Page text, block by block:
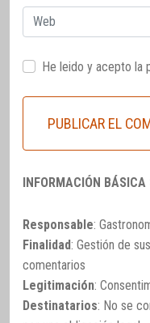
Web
He leido y acepto la
INFORMACIÓN BÁSICA
Responsable:
Finalidad: Gestión de
comentarios
Legitimación:
Destinatarios: No se